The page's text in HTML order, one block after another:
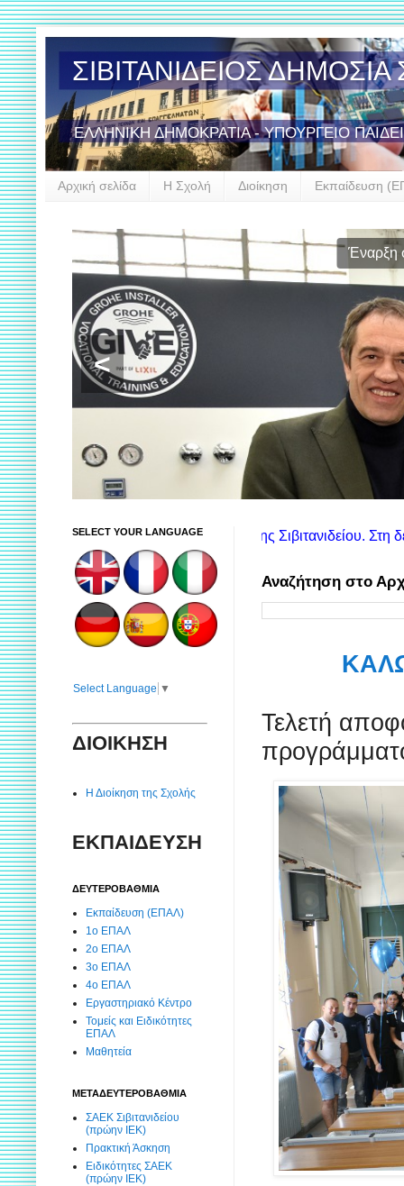
ΣΙΒΙΤΑΝΙΔΕΙΟΣ
ΕΛΛΗΝΙΚΗ ΔΗΜΟΚΡΑΤΙΑ - ΥΠΟΥΡΓΕΙΟ
Αρχική σελίδα Η Σχολή Διοίκηση Εκπαίδευση
<
για τις υπηρεσίες της Σιβιτανιδείου. Στη δεξιά στήλη θα
Αναζήτηση στο
Τελετή
SELECT YOUR LANGUAGE
Select Language ▼
ΔΙΟΙΚΗΣΗ
Η Διοίκηση της Σχολής
ΕΚΠΑΙΔΕΥΣΗ
ΔΕΥΤΕΡΟΒΑΘΜΙΑ
Εκπαίδευση (ΕΠΑΛ)
1ο ΕΠΑΛ
2ο ΕΠΑΛ
3ο ΕΠΑΛ
4ο ΕΠΑΛ
Εργαστηριακό Κέντρο
Τομείς και Ειδικότητες
ΕΠΑΛ
Μαθητεία
ΜΕΤΑΔΕΥΤΕΡΟΒΑΘΜΙΑ
ΣΑΕΚ Σιβιτανιδείου
(πρώην ΙΕΚ)
Πρακτική Άσκηση
Ειδικότητες ΣΑΕΚ
(πρώην ΙΕΚ)